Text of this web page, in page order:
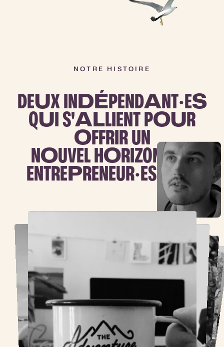
NOTRE HISTOIRE
DEUX INDÉPENDANT·ES
QUI S'ALLIENT POUR
OFFRIR UN
NOUVEL HORIZON AUX
ENTREPRENEUR·ES INDÉ